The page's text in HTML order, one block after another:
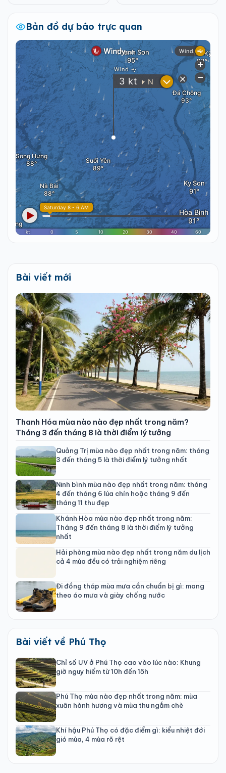
Bản đồ dự báo trực quan
Bài viết mới
Thanh Hóa mùa nào nào đẹp nhất trong năm?
Tháng 3 đến tháng 8 là thời điểm lý tưởng
Quảng Trị mùa nào đẹp nhất trong năm: tháng
3 đến tháng 5 là thời điểm lý tưởng nhất
Ninh bình mùa nào đẹp nhất trong năm: tháng
4 đến tháng 6 lúa chín hoặc tháng 9 đến
tháng 11 thu đẹp
Khánh Hòa mùa nào đẹp nhất trong năm:
Tháng 9 đến tháng 8 là thời điểm lý tưởng
nhất
Hải phòng mùa nào đẹp nhất trong năm du lịch
cả 4 mùa đều có trải nghiệm riêng
Đi đồng tháp mùa mưa cần chuẩn bị gì: mang
theo áo mưa và giày chống nước
Bài viết về Phú Thọ
Chỉ số UV ở Phú Thọ cao vào lúc nào: Khung
giờ nguy hiểm từ 10h đến 15h
Phú Thọ mùa nào đẹp nhất trong năm: mùa
xuân hành hương và mùa thu ngắm chè
Khí hậu Phú Thọ có đặc điểm gì: kiểu nhiệt đới
gió mùa, 4 mùa rõ rệt